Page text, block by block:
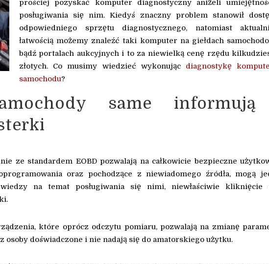
prościej pozyskać komputer diagnostyczny aniżeli
posługiwania się nim. Kiedyś znaczny problem stanowił
odpowiedniego sprzętu diagnostycznego, natomiast
łatwością możemy znaleźć taki komputer na giełdach
bądź portalach aukcyjnych i to za niewielką cenę rzędu
złotych. Co musimy wiedzieć wykonując diagnostykę
samochodu?
same
ze standardem EOBD pozwalają na całkowicie bezpieczne
oraz pochodzące z niewiadomego źródła, mogą
na temat posługiwania się nimi, niewłaściwie kliknięcie
które oprócz odczytu pomiaru, pozwalają na zmianę
osoby doświadczone i nie nadają się do amatorskiego użytku.